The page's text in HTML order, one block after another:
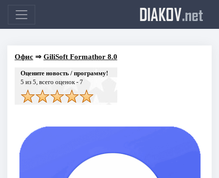
DIAKOV.net
Офис⇒ GiliSoft Formathor 8.0
Оцените новость / программу!
5 из 5, всего оценок - 7